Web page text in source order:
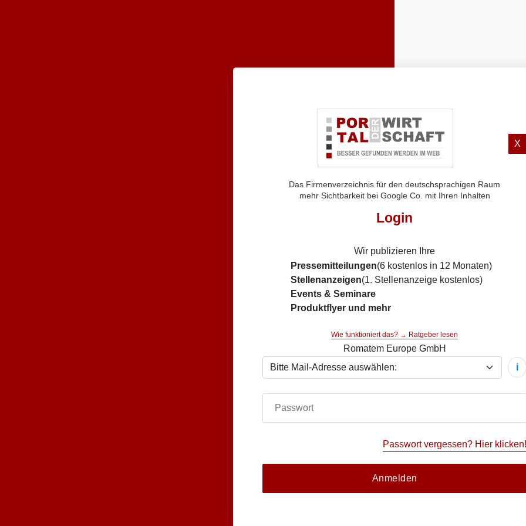
X
Das Firmenverzeichnis für den deutschsprachigen Raum
mehr Sichtbarkeit bei Google Co. mit Ihren Inhalten
Login
Wir publizieren Ihre
Pressemitteilungen(6 kostenlos in 12 Monaten)
Stellenanzeigen(1. Stellenanzeige kostenlos)
Events & Seminare
Produktflyer und mehr
Wie funktioniert das? → Ratgeber lesen
Romatem Europe GmbH
i
Passwort vergessen? Hier klicken!
Anmelden